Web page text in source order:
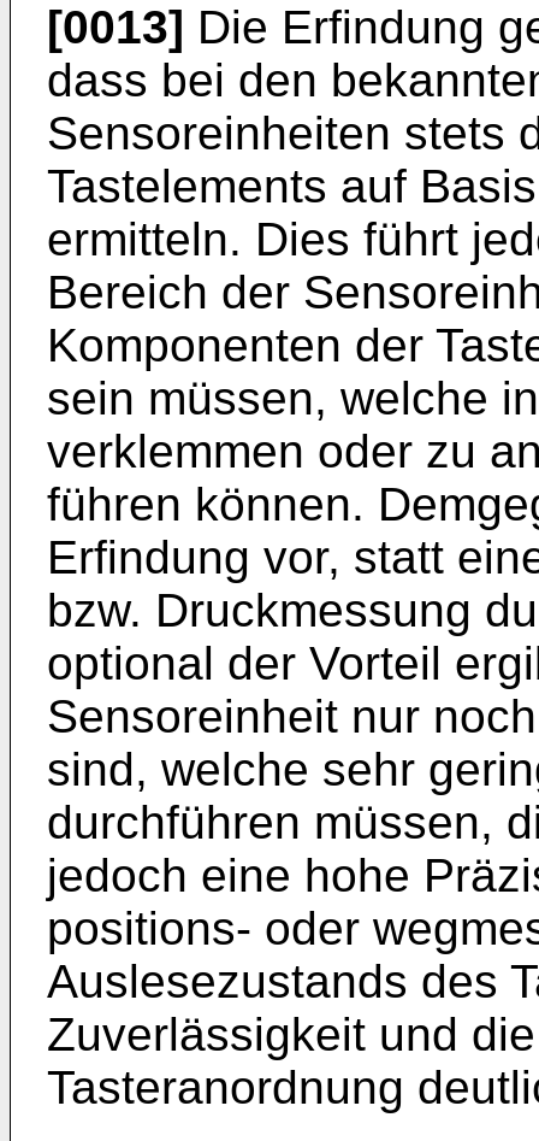
[0013] Die Erfindung
dass bei den
Sensoreinheiten stets
Tastelements auf
ermitteln. Dies führt
Bereich der
Komponenten der
sein müssen, welche
verklemmen oder zu
führen können.
Erfindung vor, statt
bzw. Druckmessung
optional der Vorteil
Sensoreinheit nur
sind, welche sehr
durchführen müssen,
jedoch eine hohe
positions- oder
Auslesezustands des
Zuverlässigkeit und
Tasteranordnung